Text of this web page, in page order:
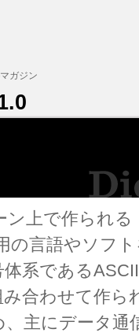
上で作られる
の言語やソフ
系である
合わせて作ら
主にデータ通
ガジン